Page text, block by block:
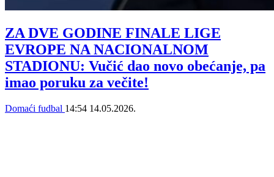
ZA DVE GODINE FINALE LIGE
EVROPE NA NACIONALNOM
STADIONU: Vučić dao novo obećanje, pa
imao poruku za večite!
Domaći fudbal 14:54 14.05.2026.